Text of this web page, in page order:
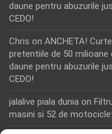
daune pentru abuzurile
CEDO!
Chris on ANCHETA!
pretentiile de 50 milioane
daune pentru abuzurile
CEDO!
jalalive piala dunia on
masini si 52 de